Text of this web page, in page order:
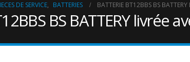
DE SERVICE, BATTERIES BATTERIE BT12BBS BS BATTERY
BS BATTERY livrée